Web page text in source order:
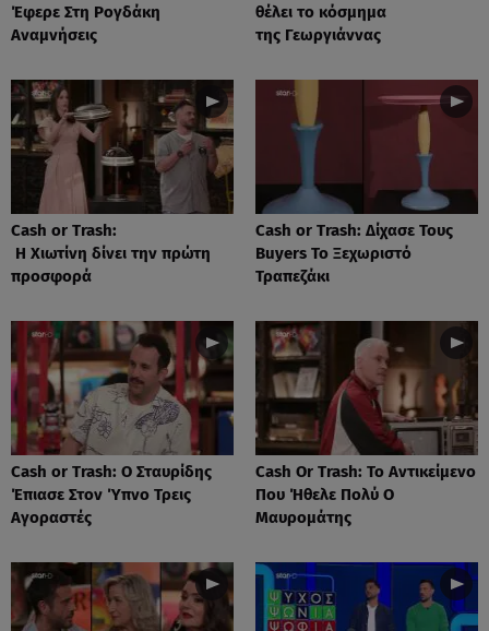
Έφερε Στη Ρογδάκη
Αναμνήσεις
θέλει το κόσμημα
της Γεωργιάννας
Cash or Trash:
Η Χιωτίνη δίνει την πρώτη
προσφορά
Cash or Trash: Δίχασε Τους
Buyers Το Ξεχωριστό
Τραπεζάκι
Cash or Trash: Ο Σταυρίδης
Έπιασε Στον Ύπνο Τρεις
Αγοραστές
Cash Or Trash: Το Αντικείμενο
Που Ήθελε Πολύ Ο
Μαυρομάτης